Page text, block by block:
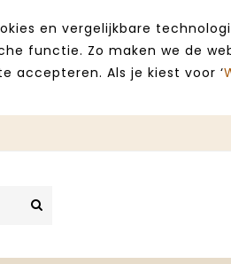
en vergelijkbare
functie. Zo maken we de
accepteren. Als je kiest voor ‘